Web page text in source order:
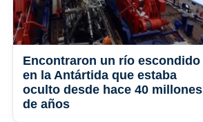
Encontraron un río escondido
en la Antártida que estaba
oculto desde hace 40 millones
de años